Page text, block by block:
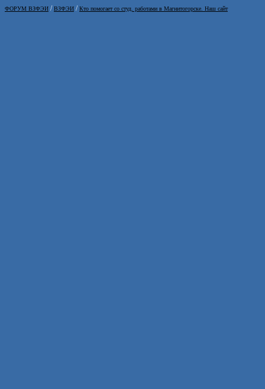
ФОРУМ ВЗФЭИ /ВЗФЭИ /Кто помогает со студ. работами в Магнитогорске. Наш сайт